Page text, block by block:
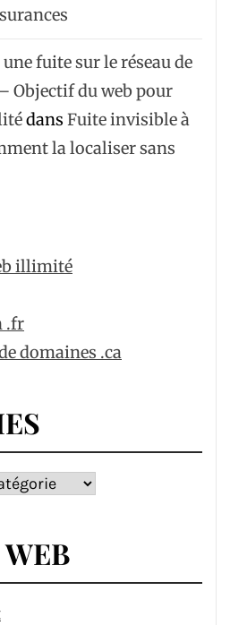
fuite sur le réseau de
Objectif du web pour
dans Fuite invisible à
la localiser sans
.fr
domaines .ca